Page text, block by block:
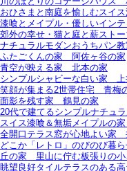
おひさまと南庭を愉しむスイ
漆喰とメイプル・優しいイン
郊外の幸せ・猫と庭と薪スト
ナチュラルモダンおうちパン
ふたごくんの家＿阿佐ヶ谷の家
青空が映える家＿北本の家
シンプルシャビーな白い家＿
笑顔が集まる2世帯住宅＿青梅
面影を残す家＿鶴見の家
20代で建てるシンプルナチュ
スイス漆喰＆無垢メイプルの
全開口テラス窓が心地よい家
どこか「レトロ」のびのび暮
丘の家＿里山に佇む板張りの
眺望良好タイルテラスのある